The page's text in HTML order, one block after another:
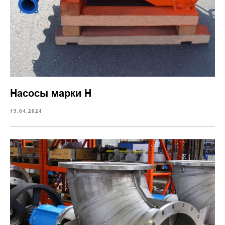
Насосы марки Н
19.04.2024